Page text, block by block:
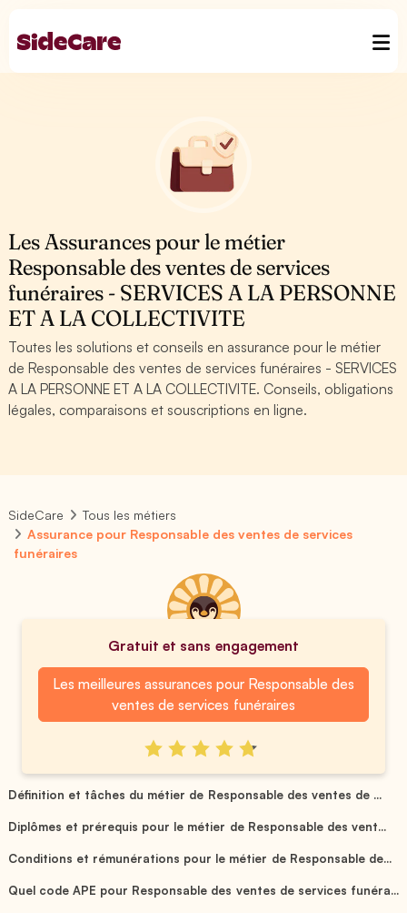
Les Assurances pour le métier
Responsable des ventes de services
funéraires - SERVICES A LA PERSONNE
ET A LA COLLECTIVITE
Toutes les solutions et conseils en assurance pour le métier
de Responsable des ventes de services funéraires - SERVICES
A LA PERSONNE ET A LA COLLECTIVITE. Conseils, obligations
légales, comparaisons et souscriptions en ligne.
SideCare
Tous les métiers
Assurance pour Responsable des ventes de services
funéraires
Gratuit et sans engagement
Les meilleures assurances pour Responsable des
ventes de services funéraires
Définition et tâches du métier de Responsable des ventes de ...
Diplômes et prérequis pour le métier de Responsable des vent...
Conditions et rémunérations pour le métier de Responsable de...
Quel code APE pour Responsable des ventes de services funéra...